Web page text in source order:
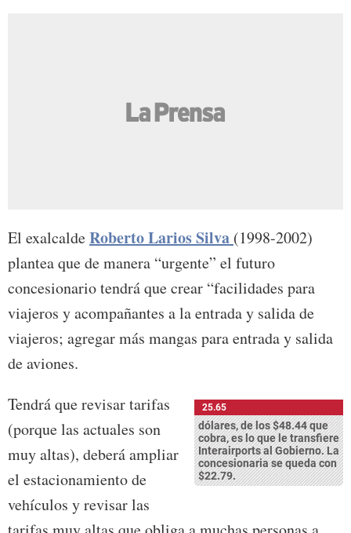
El exalcaldeRoberto Larios Silva (1998-2002)
plantea que de manera “urgente” el futuro
concesionario tendrá que crear “facilidades para
viajeros y acompañantes a la entrada y salida de
viajeros; agregar más mangas para entrada y salida
de aviones.
25.65
dólares, de los $48.44 que
cobra, es lo que le transfiere
Interairports al Gobierno. La
concesionaria se queda con
$22.79.
Tendrá que revisar tarifas
(porque las actuales son
muy altas), deberá ampliar
el estacionamiento de
vehículos y revisar las